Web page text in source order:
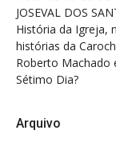
JOSEVAL DOS
História da Igreja,
histórias da
Roberto Machado
Sétimo Dia?
Arquivo